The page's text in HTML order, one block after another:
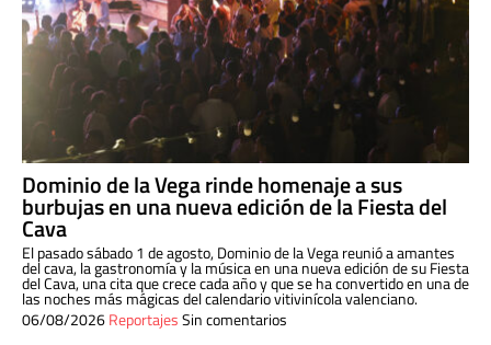
Dominio de la Vega rinde homenaje a sus
burbujas en una nueva edición de la Fiesta del
Cava
El pasado sábado 1 de agosto, Dominio de la Vega reunió a amantes
del cava, la gastronomía y la música en una nueva edición de su Fiesta
del Cava, una cita que crece cada año y que se ha convertido en una de
las noches más mágicas del calendario vitivinícola valenciano.
06/08/2026ReportajesSin comentarios